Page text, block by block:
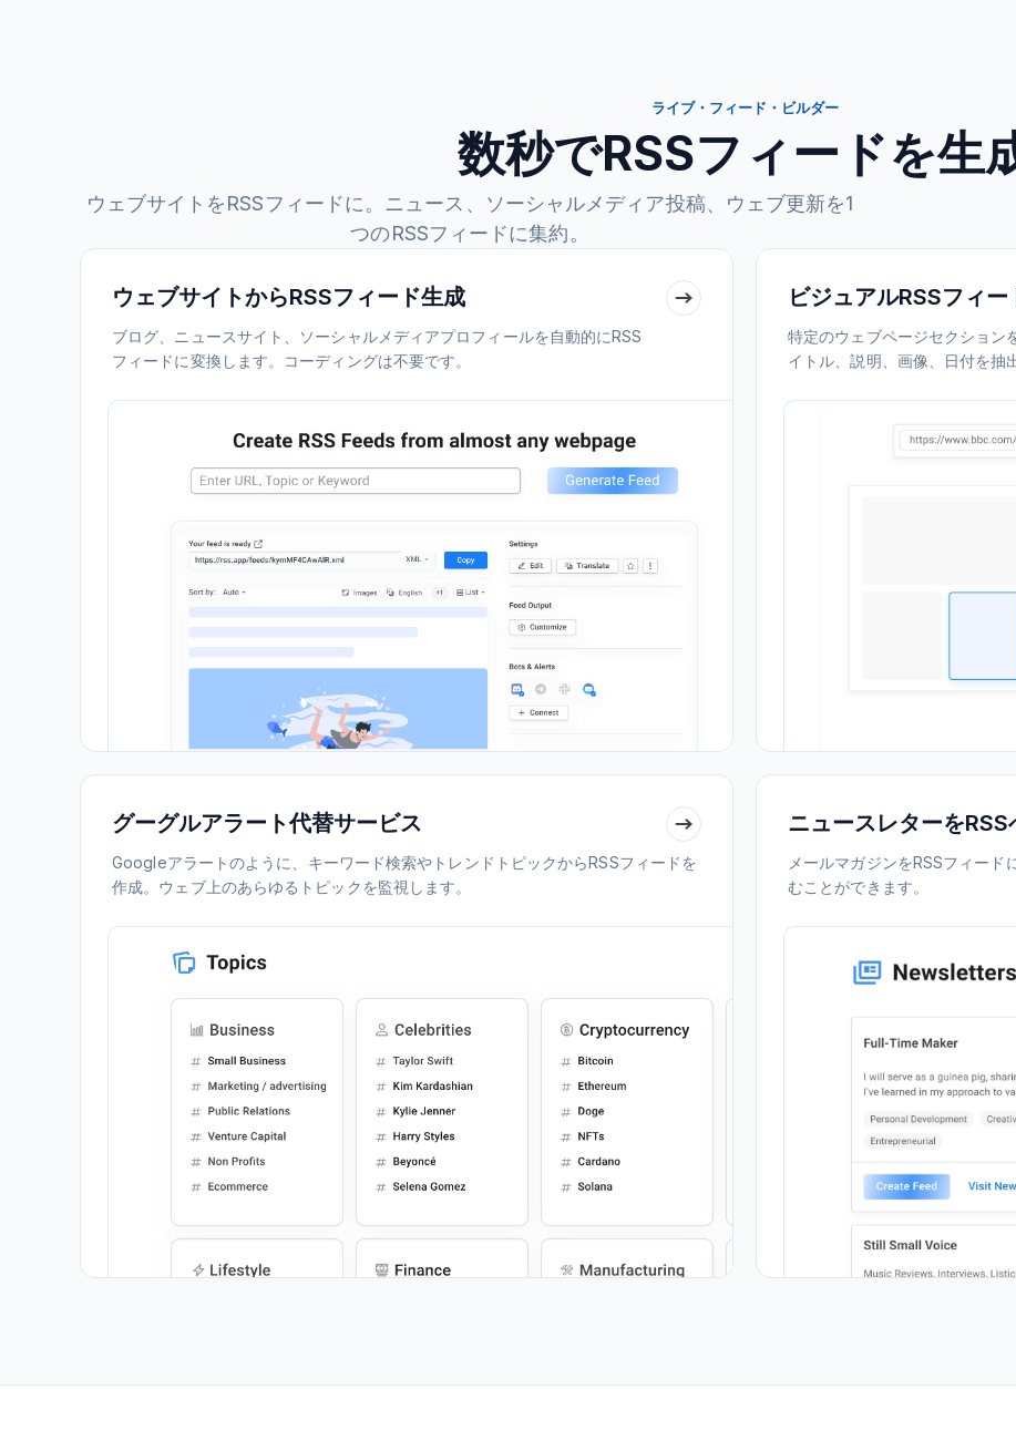
ライブ・フィード・ビルダー
数秒でRSSフィードを生
ウェブサイトをRSSフィードに。ニュース、ソーシャルメディア投稿、ウェブ更新を1
つのRSSフィードに集約。
ウェブサイトからRSSフィード生成
ブログ、ニュースサイト、ソーシャルメディアプロフィールを自動的にRSS
フィードに変換します。コーディングは不要です。
ビジュアルRSSフィ
特定のウェブページセクション
イトル、説明、画像、日付を抽
グーグルアラート代替サービス
Googleアラートのように、キーワード検索やトレンドトピックからRSSフィードを
作成。ウェブ上のあらゆるトピックを監視します。
ニュースレターをRSS
メールマガジンをRSSフィー
むことができます。